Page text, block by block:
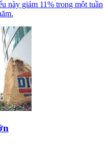
này giảm 11% trong một tuần